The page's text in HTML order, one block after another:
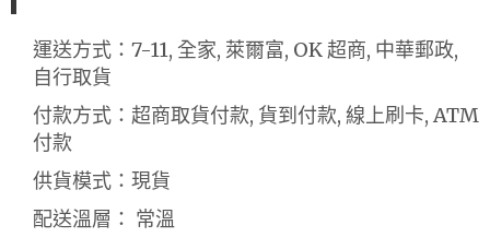
運送方式：7-11, 全家, 萊爾富, OK 超商, 中華郵政,
自行取貨
付款方式：超商取貨付款, 貨到付款, 線上刷卡, ATM
付款
供貨模式：現貨
配送溫層： 常溫